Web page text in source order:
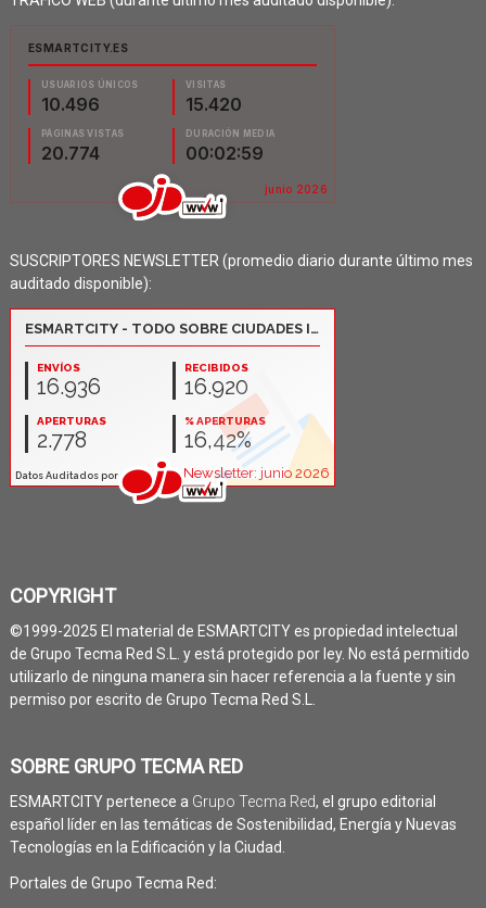
SUSCRIPTORES NEWSLETTER (promedio diario durante último mes
auditado disponible):
COPYRIGHT
©1999-2025 El material de ESMARTCITY es propiedad intelectual
de Grupo Tecma Red S.L. y está protegido por ley. No está permitido
utilizarlo de ninguna manera sin hacer referencia a la fuente y sin
permiso por escrito de Grupo Tecma Red S.L.
SOBRE GRUPO TECMA RED
ESMARTCITY pertenece a Grupo Tecma Red, el grupo editorial
español líder en las temáticas de Sostenibilidad, Energía y Nuevas
Tecnologías en la Edificación y la Ciudad.
Portales de Grupo Tecma Red: